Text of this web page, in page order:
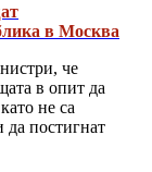
в Москва
че
в опит да
не са
постигнат